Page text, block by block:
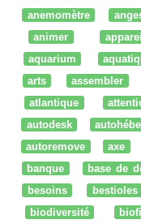
anemomètre
animer
aquarium
arts
assembler
atlantique
autodesk
autoremove
axe
banque
base de
besoins
bestioles
biodiversité